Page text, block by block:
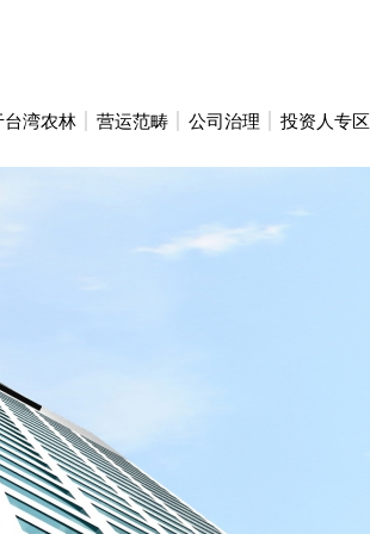
台湾农林 营运范畴 公司治理 投资人专区